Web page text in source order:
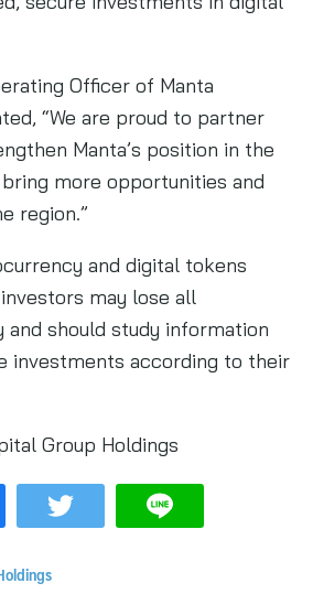
Officer of Manta
“We are proud to partner
Manta’s position in the
more opportunities and
region.”
and digital tokens
may lose all
and should study information
investments according to their
Group Holdings